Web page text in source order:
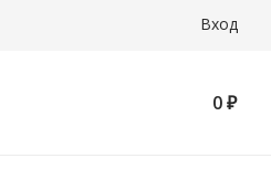
Вход
0 ₽